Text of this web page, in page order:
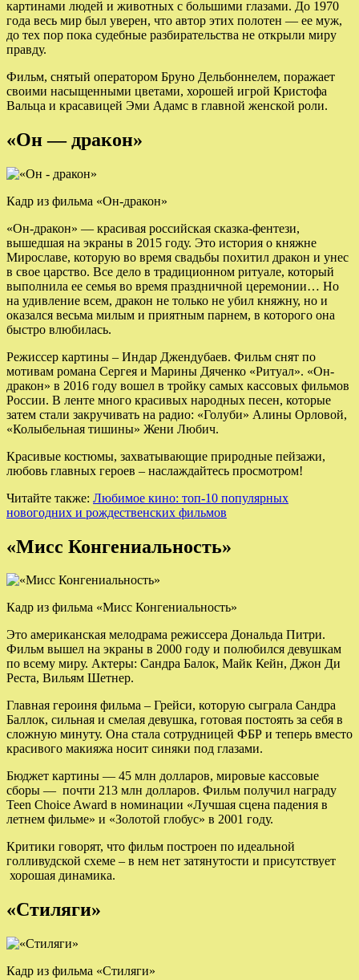
картинами людей и животных с большими глазами. До 1970
года весь мир был уверен, что автор этих полотен — ее муж,
до тех пор пока судебные разбирательства не открыли миру
правду.
Фильм, снятый оператором Бруно Дельбоннелем, поражает
своими насыщенными цветами, хорошей игрой Кристофа
Вальца и красавицей Эми Адамс в главной женской роли.
«Он — дракон»
Кадр из фильма «Он-дракон»
«Он-дракон» — красивая российская сказка-фентези,
вышедшая на экраны в 2015 году. Это история о княжне
Мирославе, которую во время свадьбы похитил дракон и унес
в свое царство. Все дело в традиционном ритуале, который
выполнила ее семья во время праздничной церемонии… Но
на удивление всем, дракон не только не убил княжну, но и
оказался весьма милым и приятным парнем, в которого она
быстро влюбилась.
Режиссер картины – Индар Джендубаев. Фильм снят по
мотивам романа Сергея и Марины Дяченко «Ритуал». «Он-
дракон» в 2016 году вошел в тройку самых кассовых фильмов
России. В ленте много красивых народных песен, которые
затем стали закручивать на радио: «Голуби» Алины Орловой,
«Колыбельная тишины» Жени Любич.
Красивые костюмы, захватывающие природные пейзажи,
любовь главных героев – наслаждайтесь просмотром!
Читайте также: Любимое кино: топ-10 популярных
новогодних и рождественских фильмов
«Мисс Конгениальность»
Кадр из фильма «Мисс Конгениальность»
Это американская мелодрама режиссера Дональда Питри.
Фильм вышел на экраны в 2000 году и полюбился девушкам
по всему миру. Актеры: Сандра Балок, Майк Кейн, Джон Ди
Реста, Вильям Шетнер.
Главная героиня фильма – Грейси, которую сыграла Сандра
Баллок, сильная и смелая девушка, готовая постоять за себя в
сложную минуту. Она стала сотрудницей ФБР и теперь вместо
красивого макияжа носит синяки под глазами.
Бюджет картины — 45 млн долларов, мировые кассовые
сборы — почти 213 млн долларов. Фильм получил награду
Teen Choice Award в номинации «Лучшая сцена падения в
летнем фильме» и «Золотой глобус» в 2001 году.
Критики говорят, что фильм построен по идеальной
голливудской схеме – в нем нет затянутости и присутствует
хорошая динамика.
«Стиляги»
Кадр из фильма «Стиляги»